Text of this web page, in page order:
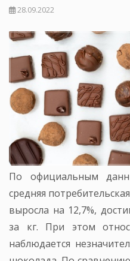
28.09.2022
По официальным
средняя
выросла на 12,7%,
за кг. При этом
наблюдается